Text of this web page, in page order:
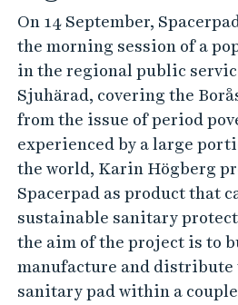
mOn 14 September,
the morning session of a
in the regional public
Sjuhärad, covering the
from the issue of period
experienced by a large
the world, Karin Högberg
Spacerpad as product that
sustainable sanitary
the aim of the project is to
manufacture and distribute
sanitary pad within a